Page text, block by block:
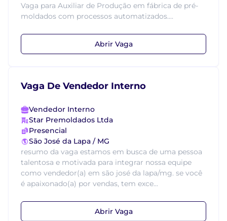
Vaga para Auxiliar de Produção em fábrica de pré-
moldados com processos automatizados....
Abrir Vaga
Vaga De Vendedor Interno
Vendedor Interno
Star Premoldados Ltda
Presencial
São José da Lapa / MG
resumo da vaga estamos em busca de uma pessoa
talentosa e motivada para integrar nossa equipe
como vendedor(a) em são josé da lapa/mg. se você
é apaixonado(a) por vendas, tem exce...
Abrir Vaga